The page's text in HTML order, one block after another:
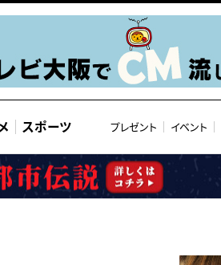
スポーツ プレゼント イベント